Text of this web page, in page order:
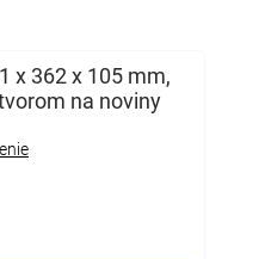
x 362 x 105 mm,
na noviny